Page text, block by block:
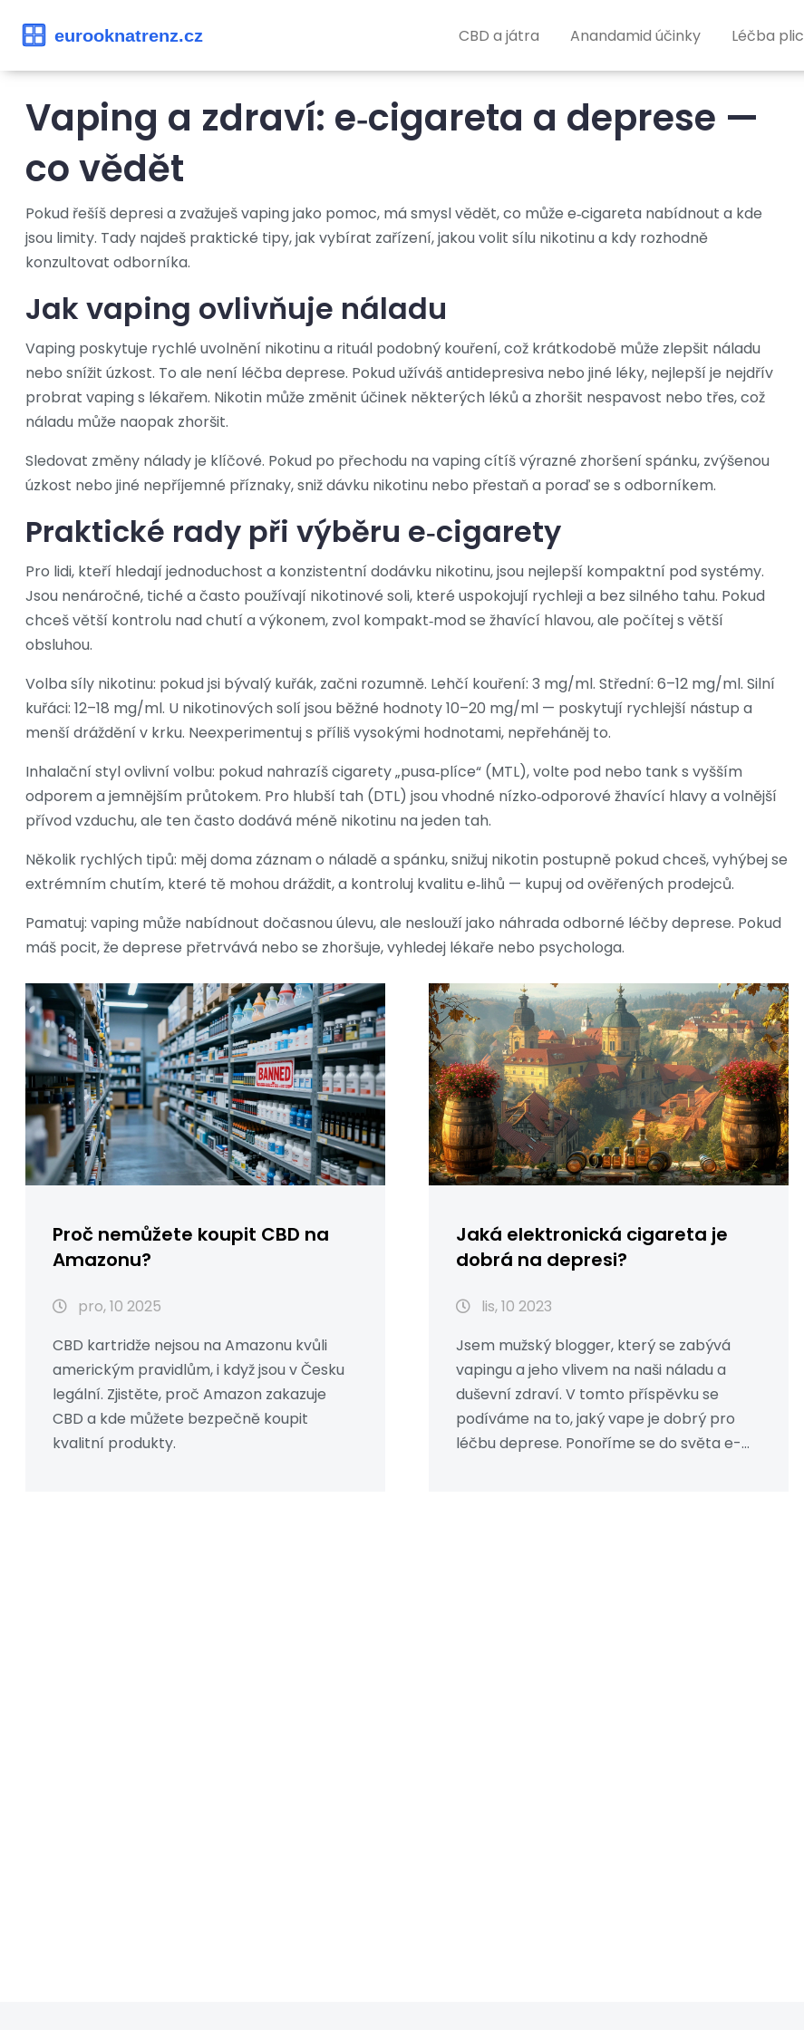
CBD a játra Anandamid účinky Léčba plic
Vaping a zdraví: e‑cigareta a deprese —
co vědět
Pokud řešíš depresi a zvažuješ vaping jako pomoc, má smysl vědět, co může e‑cigareta nabídnout a kde
jsou limity. Tady najdeš praktické tipy, jak vybírat zařízení, jakou volit sílu nikotinu a kdy rozhodně
konzultovat odborníka.
Jak vaping ovlivňuje náladu
Vaping poskytuje rychlé uvolnění nikotinu a rituál podobný kouření, což krátkodobě může zlepšit náladu
nebo snížit úzkost. To ale není léčba deprese. Pokud užíváš antidepresiva nebo jiné léky, nejlepší je nejdřív
probrat vaping s lékařem. Nikotin může změnit účinek některých léků a zhoršit nespavost nebo třes, což
náladu může naopak zhoršit.
Sledovat změny nálady je klíčové. Pokud po přechodu na vaping cítíš výrazné zhoršení spánku, zvýšenou
úzkost nebo jiné nepříjemné příznaky, sniž dávku nikotinu nebo přestaň a poraď se s odborníkem.
Praktické rady při výběru e‑cigarety
Pro lidi, kteří hledají jednoduchost a konzistentní dodávku nikotinu, jsou nejlepší kompaktní pod systémy.
Jsou nenáročné, tiché a často používají nikotinové soli, které uspokojují rychleji a bez silného tahu. Pokud
chceš větší kontrolu nad chutí a výkonem, zvol kompakt‑mod se žhavící hlavou, ale počítej s větší
obsluhou.
Volba síly nikotinu: pokud jsi bývalý kuřák, začni rozumně. Lehčí kouření: 3 mg/ml. Střední: 6–12 mg/ml. Silní
kuřáci: 12–18 mg/ml. U nikotinových solí jsou běžné hodnoty 10–20 mg/ml — poskytují rychlejší nástup a
menší dráždění v krku. Neexperimentuj s příliš vysokými hodnotami, nepřeháněj to.
Inhalační styl ovlivní volbu: pokud nahrazíš cigarety „pusa‑plíce“ (MTL), volte pod nebo tank s vyšším
odporem a jemnějším průtokem. Pro hlubší tah (DTL) jsou vhodné nízko‑odporové žhavící hlavy a volnější
přívod vzduchu, ale ten často dodává méně nikotinu na jeden tah.
Několik rychlých tipů: měj doma záznam o náladě a spánku, snižuj nikotin postupně pokud chceš, vyhýbej se
extrémním chutím, které tě mohou dráždit, a kontroluj kvalitu e‑lihů — kupuj od ověřených prodejců.
Pamatuj: vaping může nabídnout dočasnou úlevu, ale neslouží jako náhrada odborné léčby deprese. Pokud
máš pocit, že deprese přetrvává nebo se zhoršuje, vyhledej lékaře nebo psychologa.
Proč nemůžete koupit CBD na
Amazonu?
pro, 10 2025
CBD kartridže nejsou na Amazonu kvůli
americkým pravidlům, i když jsou v Česku
legální. Zjistěte, proč Amazon zakazuje
CBD a kde můžete bezpečně koupit
kvalitní produkty.
Jaká elektronická cigareta je
dobrá na depresi?
lis, 10 2023
Jsem mužský blogger, který se zabývá
vapingu a jeho vlivem na naši náladu a
duševní zdraví. V tomto příspěvku se
podíváme na to, jaký vape je dobrý pro
léčbu deprese. Ponoříme se do světa e-